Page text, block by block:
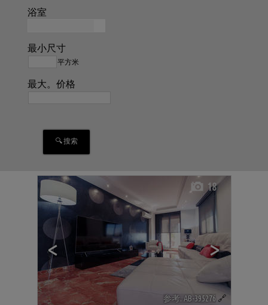
浴室
最小尺寸
平方米
最大。价格
< >
18
参考. AB-395276 🔗